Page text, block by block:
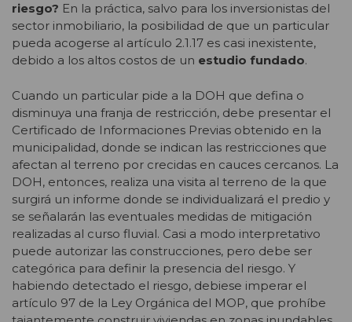
riesgo? En la práctica, salvo para los inversionistas del
sector inmobiliario, la posibilidad de que un particular
pueda acogerse al artículo 2.1.17 es casi inexistente,
debido a los altos costos de un estudio fundado.
Cuando un particular pide a la DOH que defina o
disminuya una franja de restricción, debe presentar el
Certificado de Informaciones Previas obtenido en la
municipalidad, donde se indican las restricciones que
afectan al terreno por crecidas en cauces cercanos. La
DOH, entonces, realiza una visita al terreno de la que
surgirá un informe donde se individualizará el predio y
se señalarán las eventuales medidas de mitigación
realizadas al curso fluvial. Casi a modo interpretativo
puede autorizar las construcciones, pero debe ser
categórica para definir la presencia del riesgo. Y
habiendo detectado el riesgo, debiese imperar el
artículo 97 de la Ley Orgánica del MOP, que prohíbe